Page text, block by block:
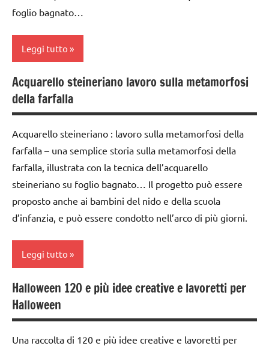
TUTTI GLI
Primavera
SCIENZE
scienze:
STAGIONI
TUTORIAL
TUTTI GLI
ARGOMENTI
PER ETA'
TUTTI GLI
ARTICOLI
6
Primavera
SCIENZE
scienze:
piante
STAGIONI
TUTORIAL
TUTTI GLI
PER ETA'
ARTICOLI
foglio bagnato…
Leggi tutto
acquarello
classe
classe
dai
anni
Festa
degli
FESTE
Acquarello steineriano lavoro sulla metamorfosi
della farfalla
Acquarello steineriano : lavoro sulla metamorfosi della
farfalla – una semplice storia sulla metamorfosi della
farfalla, illustrata con la tecnica dell’acquarello
steineriano su foglio bagnato… Il progetto può essere
proposto anche ai bambini del nido e della scuola
d’infanzia, e può essere condotto nell’arco di più giorni.
Leggi tutto
acquarello
Halloween 120 e più idee creative e lavoretti per
Halloween
Una raccolta di 120 e più idee creative e lavoretti per